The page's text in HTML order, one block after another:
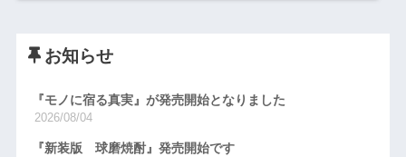
お知らせ
『モノに宿る真実』が発売開始となりました
2026/08/04
『新装版 球磨焼酎』発売開始です